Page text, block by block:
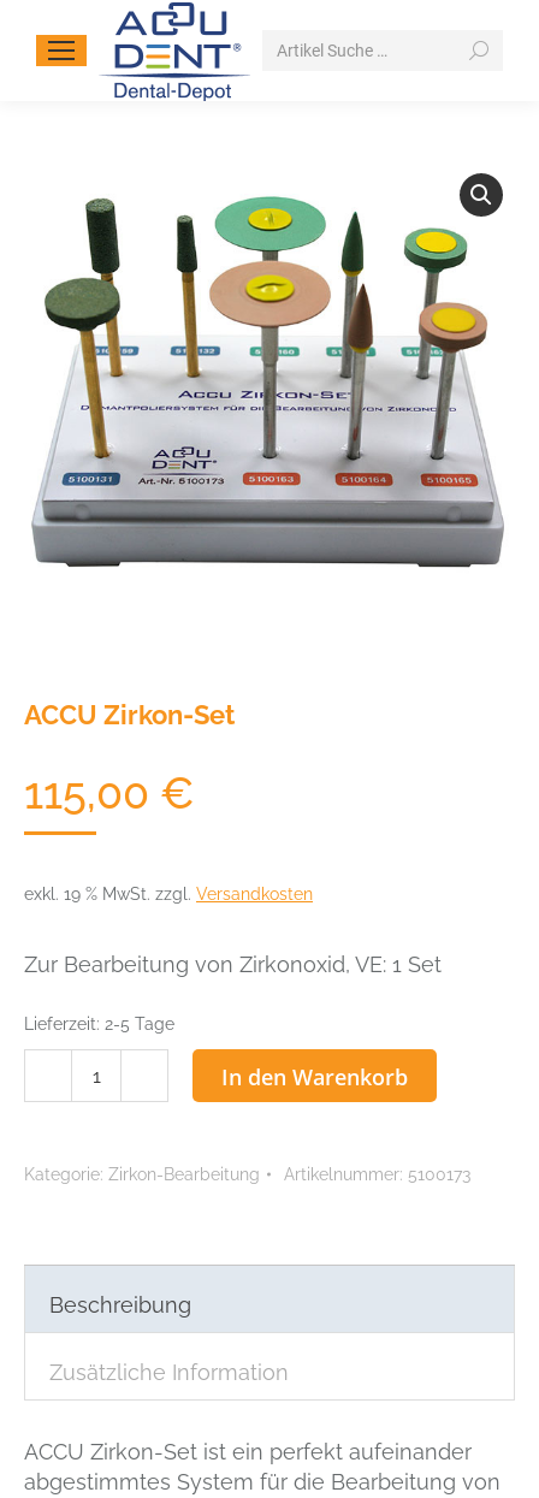
Search:
ACCU Zirkon-Set
115,00 €
exkl. 19 % MwSt. zzgl. Versandkosten
Zur Bearbeitung von Zirkonoxid, VE: 1 Set
Lieferzeit: 2-5 Tage
In den Warenkorb
Kategorie: Zirkon-Bearbeitung Artikelnummer: 5100173
Beschreibung
Zusätzliche Information
ACCU Zirkon-Set ist ein perfekt aufeinander
abgestimmtes System für die Bearbeitung von